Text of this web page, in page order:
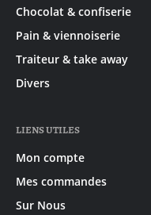
Chocolat & confiserie
Pain & viennoiserie
Traiteur & take away
Divers
LIENS UTILES
Mon compte
Mes commandes
Sur Nous